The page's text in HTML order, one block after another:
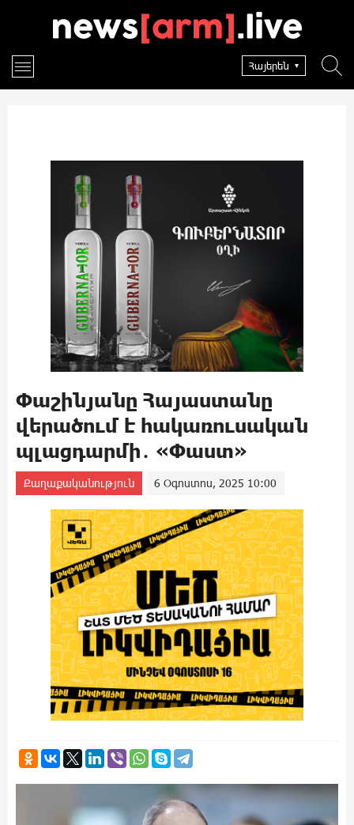
Հայերեն
Փաշինյանը Հայաստանը
վերածում է հակառուսական
պլացդարմի․ «Փաստ»
Քաղաքականություն 6 Օգոստոս, 2025 10:00